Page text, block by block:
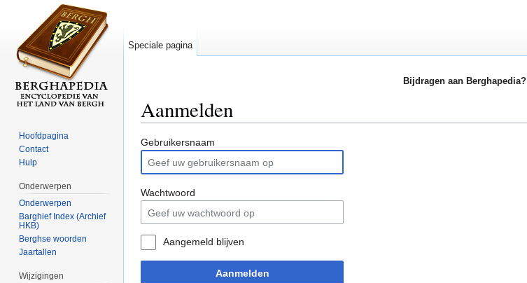
Bijdragen aan Berghapedia?
Aanmelden
Gebruikersnaam
Wachtwoord
Aangemeld blijven
Aanmelden
Speciale pagina
Hoofdpagina
Contact
Hulp
Onderwerpen
Onderwerpen
Barghief Index (Archief
HKB)
Berghse woorden
Jaartallen
Wijzigingen